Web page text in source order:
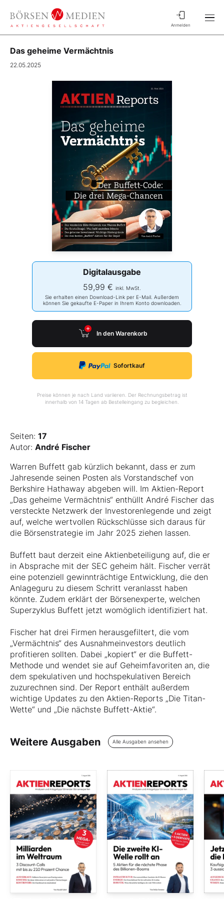
Anmelden
Das geheime Vermächtnis
22.05.2025
Digitalausgabe
59,99 € inkl. MwSt.
Sie erhalten einen Download-Link per E-Mail. Außerdem
können Sie gekaufte E-Paper in Ihrem Konto downloaden.
In den Warenkorb
Sofortkauf
Preise können je nach Land variieren. Der Rechnungsbetrag ist
innerhalb von 14 Tagen ab Bestelleingang zu begleichen.
Seiten: 17
Autor: André Fischer
Warren Buffett gab kürzlich bekannt, dass er zum
Jahresende seinen Posten als Vorstandschef von
Berkshire Hathaway abgeben will. Im Aktien-Report
„Das geheime Vermächtnis“ enthüllt André Fischer das
versteckte Netzwerk der Investorenlegende und zeigt
auf, welche wertvollen Rückschlüsse sich daraus für
die Börsenstrategie im Jahr 2025 ziehen lassen.
Buffett baut derzeit eine Aktienbeteiligung auf, die er
in Absprache mit der SEC geheim hält. Fischer verrät
eine potenziell gewinnträchtige Entwicklung, die den
Anlageguru zu diesem Schritt veranlasst haben
könnte. Zudem erklärt der Börsenexperte, welchen
Superzyklus Buffett jetzt womöglich identifiziert hat.
Fischer hat drei Firmen herausgefiltert, die vom
„Vermächtnis“ des Ausnahmeinvestors deutlich
profitieren sollten. Dabei „kopiert“ er die Buffett-
Methode und wendet sie auf Geheimfavoriten an, die
dem spekulativen und hochspekulativen Bereich
zuzurechnen sind. Der Report enthält außerdem
wichtige Updates zu den Aktien-Reports „Die Titan-
Wette“ und „Die nächste Buffett-Aktie“.
Weitere Ausgaben Alle Ausgaben ansehen